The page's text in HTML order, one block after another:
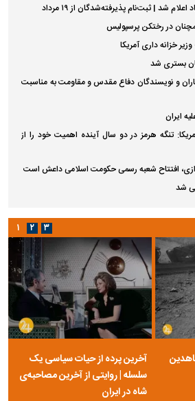
شد | ثبت‌نام پذیرفته‌شدگان از ۱۹ مرداد
در رختکن پرسپولیس
خزانه داری آمریکا
بستری شد
و نویسندگان دفاع مقدس و مقاومت به مناسبت
ایران
تنگه هرمز در دو سال آینده اهمیت خود را از
افتتاح شعبه رسمی حکومت اسلامی داعش است
شد
آخرین پرده از حیات سیاسی یک
سلسله | روایتی از آخرین مصاحبه‌ی
شاه در ایران
۱ ۲ ۳